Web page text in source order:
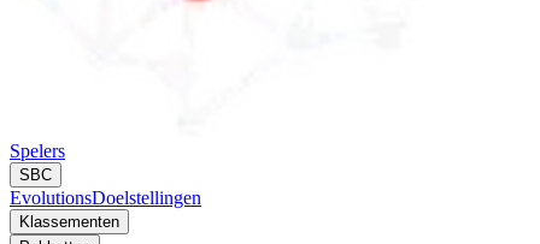
Spelers
SBC
EvolutionsDoelstellingen
Klassementen